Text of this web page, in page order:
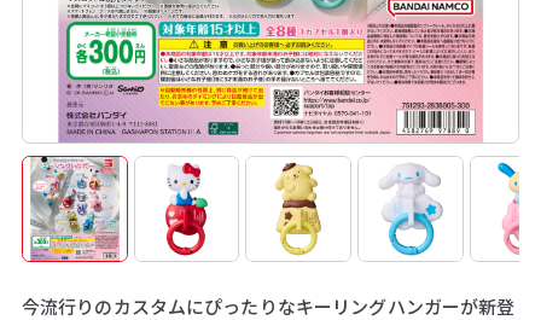
今流行りのカスタムにぴったりなキーリングハンガーが新登